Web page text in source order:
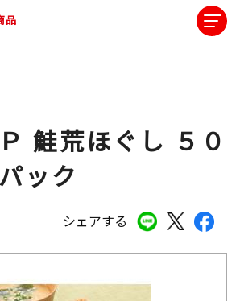
品
シェアする
鮭荒ほぐし ５０
ック